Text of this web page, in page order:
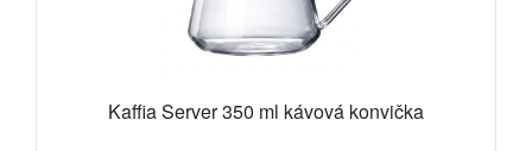
Kaffia Server 350 ml kávová konvička